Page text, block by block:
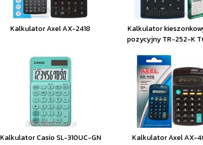
Kalkulator Axel AX-2418
Kalkulator
pozycyjny TR-252-K
Kalkulator Casio SL-310UC-GN
Kalkulator Axel AX-